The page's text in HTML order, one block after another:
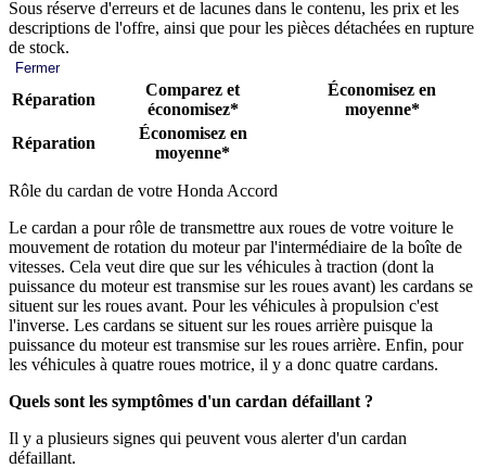
Sous réserve d'erreurs et de lacunes dans le contenu, les prix et les
descriptions de l'offre, ainsi que pour les pièces détachées en rupture
de stock.
Fermer
Réparation
Comparez et
économisez*
Économisez en
moyenne*
Réparation
Économisez en
moyenne*
Rôle du cardan de votre Honda Accord
Le cardan a pour rôle de transmettre aux roues de votre voiture le
mouvement de rotation du moteur par l'intermédiaire de la boîte de
vitesses. Cela veut dire que sur les véhicules à traction (dont la
puissance du moteur est transmise sur les roues avant) les cardans se
situent sur les roues avant. Pour les véhicules à propulsion c'est
l'inverse. Les cardans se situent sur les roues arrière puisque la
puissance du moteur est transmise sur les roues arrière. Enfin, pour
les véhicules à quatre roues motrice, il y a donc quatre cardans.
Quels sont les symptômes d'un cardan défaillant ?
Il y a plusieurs signes qui peuvent vous alerter d'un cardan
défaillant.